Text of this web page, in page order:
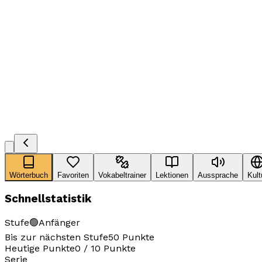
Wörterbuch Favoriten Vokabeltrainer Lektionen Aussprache
Schnellstatistik
Stufe🟢Anfänger
Bis zur nächsten Stufe50 Punkte
Heutige Punkte0 / 10 Punkte
Serie